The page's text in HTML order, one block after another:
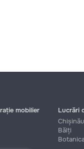
mobilier
Lucrări
Chișinău
Bălți